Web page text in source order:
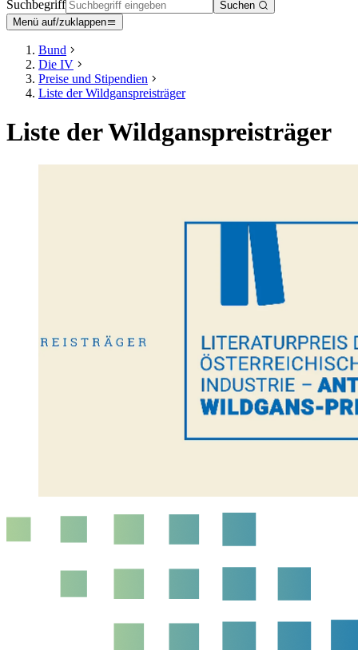
Suchbegriff
Suchen
Menü auf/zuklappen
Bund
Die IV
Preise und Stipendien
Liste der Wildganspreisträger
Liste der Wildganspreisträger